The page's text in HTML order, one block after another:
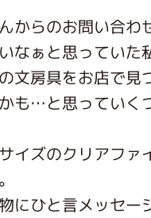
からのお問い合わ
なぁと思っていた
文房具をお店で見
も…と思っていく
イズのクリアファ
にひと言メッセー
・診断・占い)